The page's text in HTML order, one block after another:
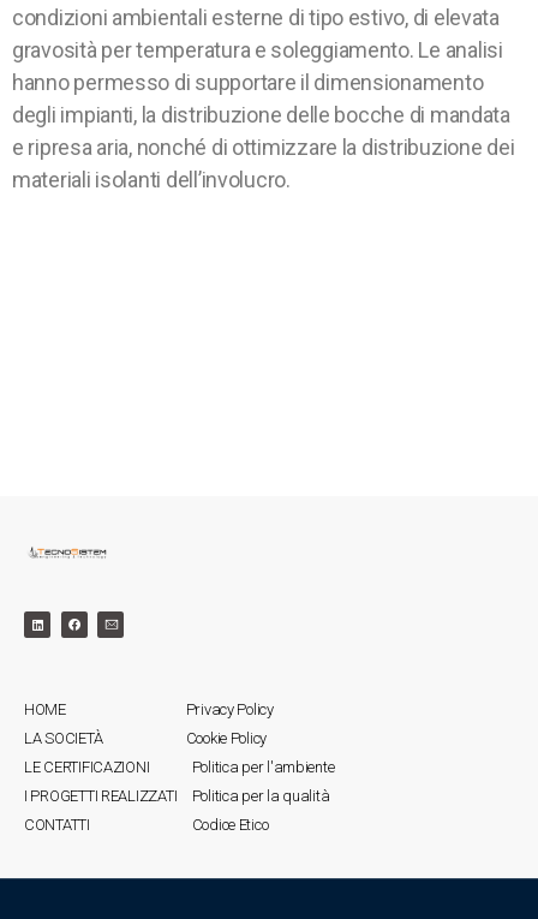
condizioni ambientali esterne di tipo estivo, di elevata
gravosità per temperatura e soleggiamento. Le analisi
hanno permesso di supportare il dimensionamento
degli impianti, la distribuzione delle bocche di mandata
e ripresa aria, nonché di ottimizzare la distribuzione dei
materiali isolanti dell’involucro.
HOME
LA SOCIETÀ
LE CERTIFICAZIONI
I PROGETTI REALIZZATI
CONTATTI
Privacy Policy
Cookie Policy
Politica per l'ambiente
Politica per la qualità
Codice Etico